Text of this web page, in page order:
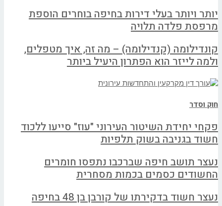
יותר ויותר בעלי דירות בחיפה בוחרים הוספת
מרפסת פלדה תלויה
קונדילומה (קנדילומה) – מה זה, איך מטפלים,
ולמה לייזר הוא הפתרון היעיל ביותר
חוק וסדר
פקחי יחידת השיטור העירוני "עוז" סייעו ללכוד
חשוד בגניבה בשוק תלפיות
נעצר תושב חיפה שברכבו נתפסו חומרים
החשודים כסמים בכמות מסחרית
נעצר חשוד בדקירתו של קורבן בן 48 בחיפה